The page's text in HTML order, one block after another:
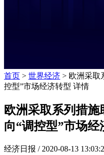
首页 > 世界经济 > 欧洲采取
控型”市场经济转型 详情
欧洲采取系列措
向“调控型”市场经
经济日报 / 2020-08-13